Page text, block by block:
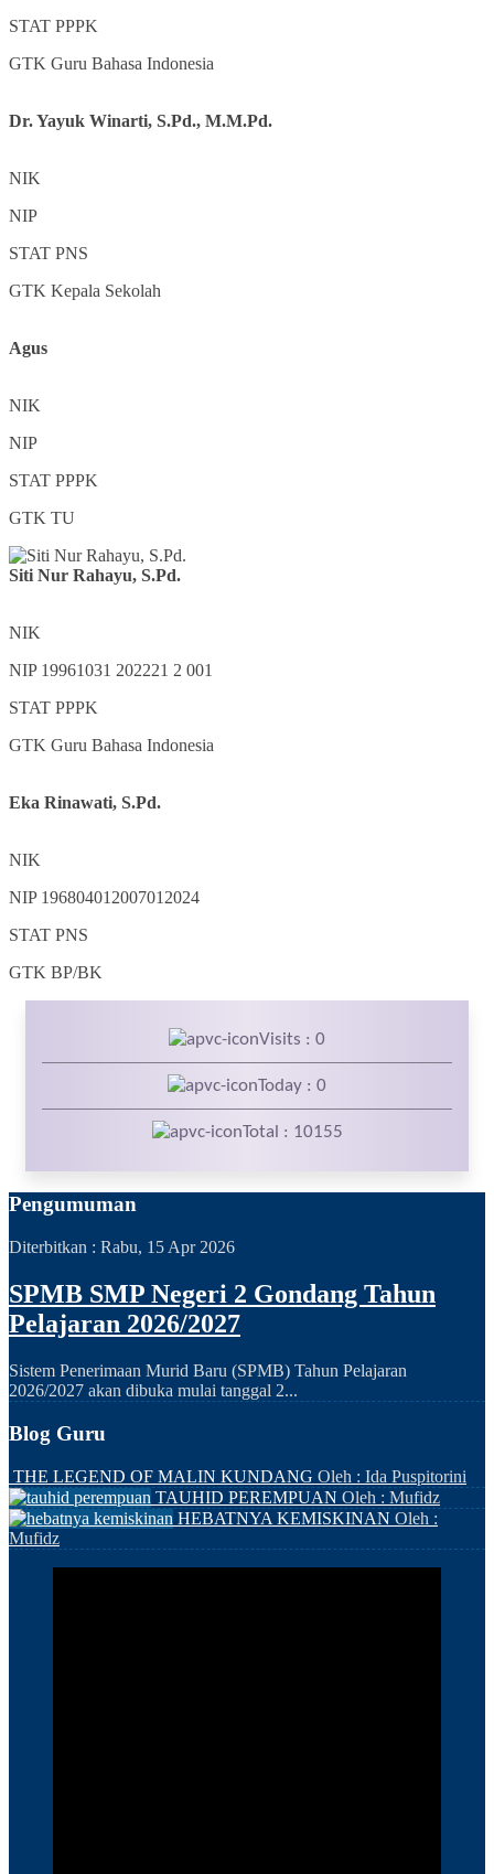
STAT PPPK
GTK Guru Bahasa Indonesia
Dr. Yayuk Winarti, S.Pd., M.M.Pd.
NIK
NIP
STAT PNS
GTK Kepala Sekolah
Agus
NIK
NIP
STAT PPPK
GTK TU
Siti Nur Rahayu, S.Pd.
NIK
NIP 19961031 202221 2 001
STAT PPPK
GTK Guru Bahasa Indonesia
Eka Rinawati, S.Pd.
NIK
NIP 196804012007012024
STAT PNS
GTK BP/BK
Visits : 0
Today : 0
Total : 10155
Pengumuman
Diterbitkan : Rabu, 15 Apr 2026
SPMB SMP Negeri 2 Gondang Tahun
Pelajaran 2026/2027
Sistem Penerimaan Murid Baru (SPMB) Tahun Pelajaran
2026/2027 akan dibuka mulai tanggal 2...
Blog Guru
THE LEGEND OF MALIN KUNDANG Oleh : Ida Puspitorini
TAUHID PEREMPUAN Oleh : Mufidz
HEBATNYA KEMISKINAN Oleh :
Mufidz